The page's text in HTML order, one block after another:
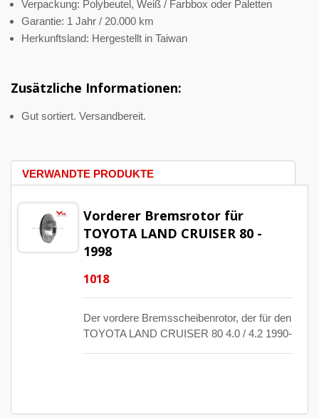
Verpackung: Polybeutel, Weiß / Farbbox oder Paletten
Garantie: 1 Jahr / 20.000 km
Herkunftsland: Hergestellt in Taiwan
Zusätzliche Informationen:
Gut sortiert. Versandbereit.
VERWANDTE PRODUKTE
Vorderer Bremsrotor für
TOYOTA LAND CRUISER 80 -
1998
1018
Der vordere Bremsscheibenrotor, der für den
TOYOTA LAND CRUISER 80 4.0 / 4.2 1990-
Nummer ist 43512-60050.